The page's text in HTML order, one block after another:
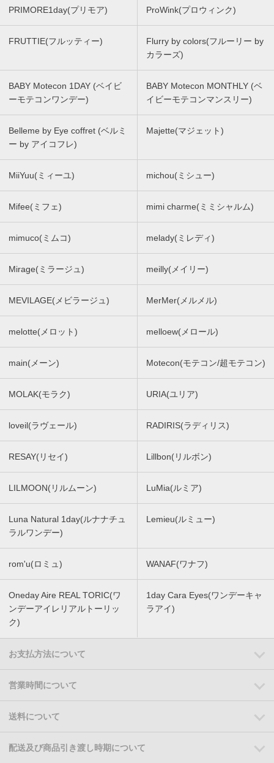
PRIMORE1day(プリモア) ProWink(プロウィンク)
FRUTTIE(フルッティー)
Flurry by colors(フルーリー by
カラーズ)
BABY Motecon 1DAY (ベイビ
ーモテコンワンデー)
BABY Motecon MONTHLY (ベ
イビーモテコンマンスリー)
Belleme by Eye coffret (ベルミ
ー by アイコフレ)
Majette(マジェット)
MiiYuu(ミィーユ) michou(ミシュー)
Mifee(ミフェ) mimi charme(ミミシャルム)
mimuco(ミムコ) melady(ミレディ)
Mirage(ミラージュ) meilly(メイリー)
MEVILAGE(メビラージュ) MerMer(メルメル)
melotte(メロット) melloew(メロール)
main(メーン) Motecon(モテコン/超モテコン)
MOLAK(モラク) URIA(ユリア)
loveil(ラヴェール) RADIRIS(ラディリス)
RESAY(リセイ) Lillbon(リルボン)
LILMOON(リルムーン) LuMia(ルミア)
Luna Natural 1day(ルナナチュ
ラルワンデー)
Lemieu(ルミュー)
rom'u(ロミュ) WANAF(ワナフ)
Oneday Aire REAL TORIC(ワ
ンデーアイレリアルトーリッ
ク)
1day Cara Eyes(ワンデーキャ
ラアイ)
お支払方法について
営業時間について
送料について
配送及び商品引き渡し時期について